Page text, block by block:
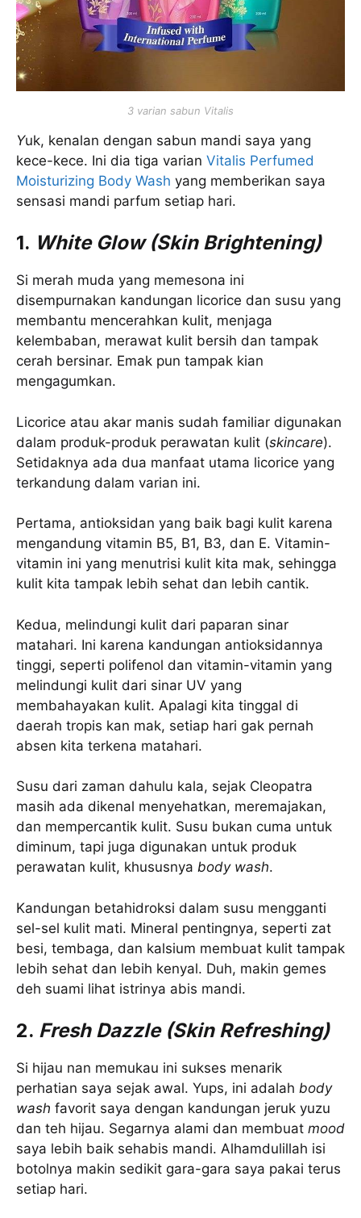
3 varian sabun Vitalis
Yuk, kenalan dengan sabun mandi saya yang
kece-kece. Ini dia tiga varian Vitalis Perfumed
Moisturizing Body Wash yang memberikan saya
sensasi mandi parfum setiap hari.
1. White Glow (Skin Brightening)
Si merah muda yang memesona ini
disempurnakan kandungan licorice dan susu yang
membantu mencerahkan kulit, menjaga
kelembaban, merawat kulit bersih dan tampak
cerah bersinar. Emak pun tampak kian
mengagumkan.
Licorice atau akar manis sudah familiar digunakan
dalam produk-produk perawatan kulit (skincare).
Setidaknya ada dua manfaat utama licorice yang
terkandung dalam varian ini.
Pertama, antioksidan yang baik bagi kulit karena
mengandung vitamin B5, B1, B3, dan E. Vitamin-
vitamin ini yang menutrisi kulit kita mak, sehingga
kulit kita tampak lebih sehat dan lebih cantik.
Kedua, melindungi kulit dari paparan sinar
matahari. Ini karena kandungan antioksidannya
tinggi, seperti polifenol dan vitamin-vitamin yang
melindungi kulit dari sinar UV yang
membahayakan kulit. Apalagi kita tinggal di
daerah tropis kan mak, setiap hari gak pernah
absen kita terkena matahari.
Susu dari zaman dahulu kala, sejak Cleopatra
masih ada dikenal menyehatkan, meremajakan,
dan mempercantik kulit. Susu bukan cuma untuk
diminum, tapi juga digunakan untuk produk
perawatan kulit, khususnya body wash.
Kandungan betahidroksi dalam susu mengganti
sel-sel kulit mati. Mineral pentingnya, seperti zat
besi, tembaga, dan kalsium membuat kulit tampak
lebih sehat dan lebih kenyal. Duh, makin gemes
deh suami lihat istrinya abis mandi.
2. Fresh Dazzle (Skin Refreshing)
Si hijau nan memukau ini sukses menarik
perhatian saya sejak awal. Yups, ini adalah body
wash favorit saya dengan kandungan jeruk yuzu
dan teh hijau. Segarnya alami dan membuat mood
saya lebih baik sehabis mandi. Alhamdulillah isi
botolnya makin sedikit gara-gara saya pakai terus
setiap hari.